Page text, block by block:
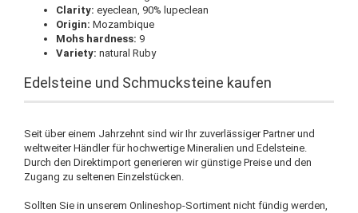
Clarity: eyeclean, 90% lupeclean
Origin: Mozambique
Mohs hardness: 9
Variety: natural Ruby
Edelsteine und Schmucksteine kaufen
Seit über einem Jahrzehnt sind wir Ihr zuverlässiger Partner und
weltweiter Händler für hochwertige Mineralien und Edelsteine.
Durch den Direktimport generieren wir günstige Preise und den
Zugang zu seltenen Einzelstücken.
Sollten Sie in unserem Onlineshop-Sortiment nicht fündig werden,